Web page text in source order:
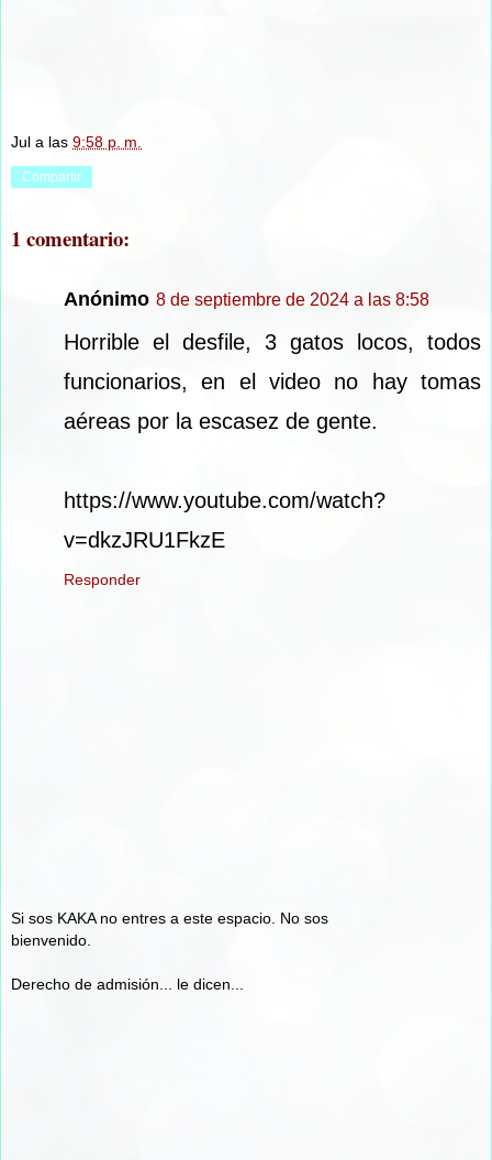
Jul a las 9:58 p. m.
Compartir
1 comentario:
Anónimo 8 de septiembre de 2024 a las 8:58
Horrible el desfile, 3 gatos locos, todos
funcionarios, en el video no hay tomas
aéreas por la escasez de gente.
https://www.youtube.com/watch?
v=dkzJRU1FkzE
Responder
Si sos KAKA no entres a este espacio. No sos
bienvenido.
Derecho de admisión... le dicen...